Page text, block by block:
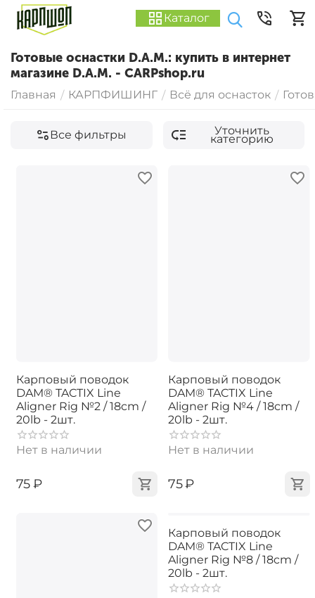
Каталог
Готовые оснастки D.A.M.: купить в интернет
магазине D.A.M. - CARPshop.ru
Главная / КАРПФИШИНГ / Всё для оснасток /
Все фильтры Уточнить
категорию
Карповый поводок
DAM® TACTIX Line
Aligner Rig №2 / 18cm /
20lb - 2шт.
Нет в наличии
‍75‍₽
Карповый поводок
DAM® TACTIX Line
Aligner Rig №4 / 18cm /
20lb - 2шт.
Нет в наличии
‍75‍₽
Карповый поводок
DAM® TACTIX Line
Aligner Rig №8 / 18cm /
20lb - 2шт.